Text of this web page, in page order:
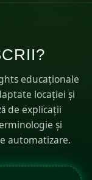
educaționale
locației și
de explicații
și
automatizare.